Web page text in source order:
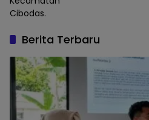
Cibodas.
Berita Terbaru